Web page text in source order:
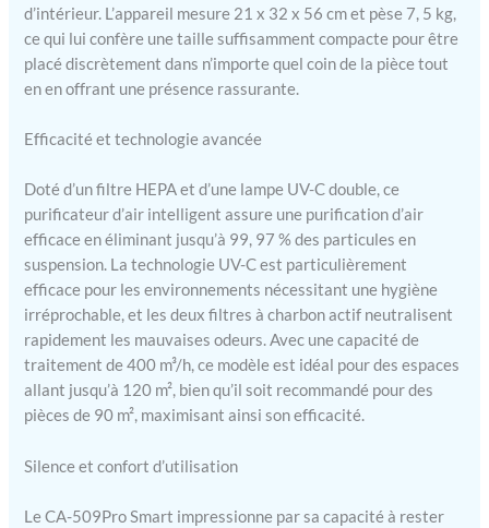
Purificateur d'air Dual
Airflow - Purification
efficace de l'air en huit
étapes Purificateur d'air
Selon les critères
livraison d'air propre
(CADR), déterminés par
des tests indépendants en
laboratoire, les deux
purificateurs d'air Clean
Air Optima CA-509Pro
Smart et CA-510Pro Smart
sont à la pointe des
systèmes pour améliorer la
qualité de la pièce. Le
système de filtration très
nettoie les particules
microns (0,3 µm) de l'air
d’intérieur. L’appareil mesure 21 x 32 x 56 cm et pèse 7, 5 kg,
ce qui lui confère une taille suffisamment compacte pour être
placé discrètement dans n’importe quel coin de la pièce tout
en en offrant une présence rassurante.
Efficacité et technologie avancée
Doté d’un filtre HEPA et d’une lampe UV-C double, ce
purificateur d’air intelligent assure une purification d’air
efficace en éliminant jusqu’à 99, 97 % des particules en
suspension. La technologie UV-C est particulièrement
efficace pour les environnements nécessitant une hygiène
irréprochable, et les deux filtres à charbon actif neutralisent
rapidement les mauvaises odeurs. Avec une capacité de
traitement de 400 m³/h, ce modèle est idéal pour des espaces
allant jusqu’à 120 m², bien qu’il soit recommandé pour des
pièces de 90 m², maximisant ainsi son efficacité.
Silence et confort d’utilisation
Le CA-509Pro Smart impressionne par sa capacité à rester